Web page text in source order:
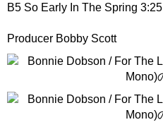
B5 So Early In The Spring 3:25
Producer Bobby Scott